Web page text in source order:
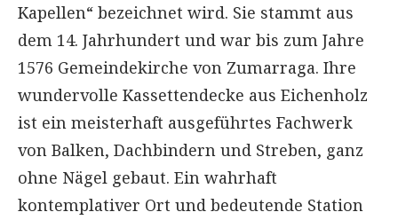
Kapellen“ bezeichnet wird. Sie stammt aus
dem 14. Jahrhundert und war bis zum Jahre
1576 Gemeindekirche von Zumarraga. Ihre
wundervolle Kassettendecke aus Eichenholz
ist ein meisterhaft ausgeführtes Fachwerk
von Balken, Dachbindern und Streben, ganz
ohne Nägel gebaut. Ein wahrhaft
kontemplativer Ort und bedeutende Station